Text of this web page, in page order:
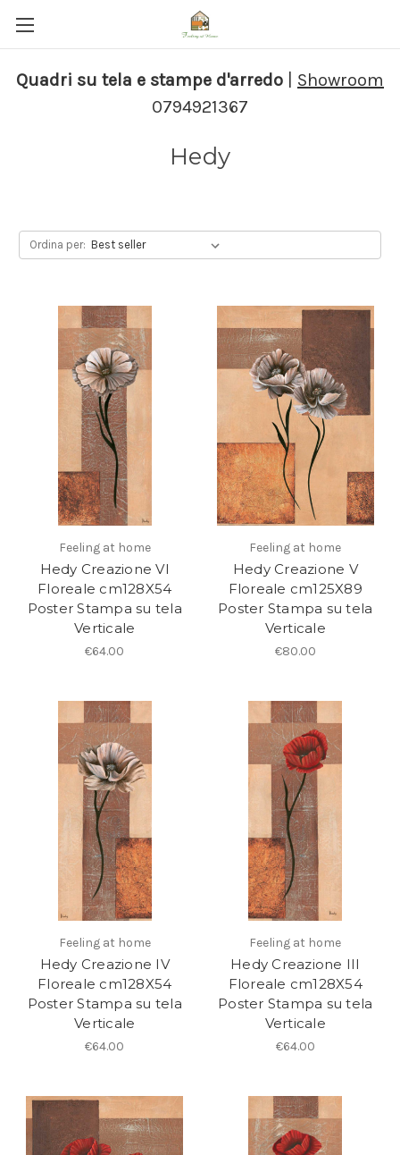
Quadri su tela e stampe d'arredo
Showroom
0794921367
Hedy
Ordina per:
Feeling at home
Hedy Creazione VI
Floreale cm128X54
Poster Stampa su tela
Verticale
€64.00
Feeling at home
Hedy Creazione V
Floreale cm125X89
Poster Stampa su tela
Verticale
€80.00
Feeling at home
Hedy Creazione IV
Floreale cm128X54
Poster Stampa su tela
Verticale
€64.00
Feeling at home
Hedy Creazione III
Floreale cm128X54
Poster Stampa su tela
Verticale
€64.00